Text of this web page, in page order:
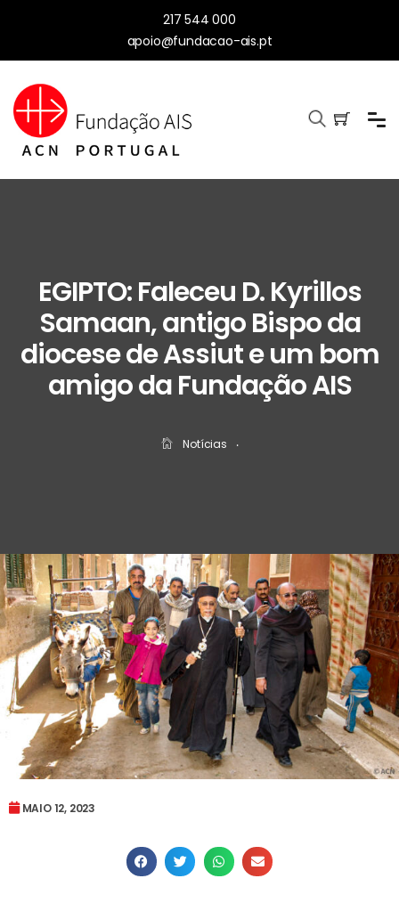
217 544 000
apoio@fundacao-ais.pt
EGIPTO: Faleceu D. Kyrillos
Samaan, antigo Bispo da
diocese de Assiut e um bom
amigo da Fundação AIS
Notícias ‧
MAIO 12, 2023